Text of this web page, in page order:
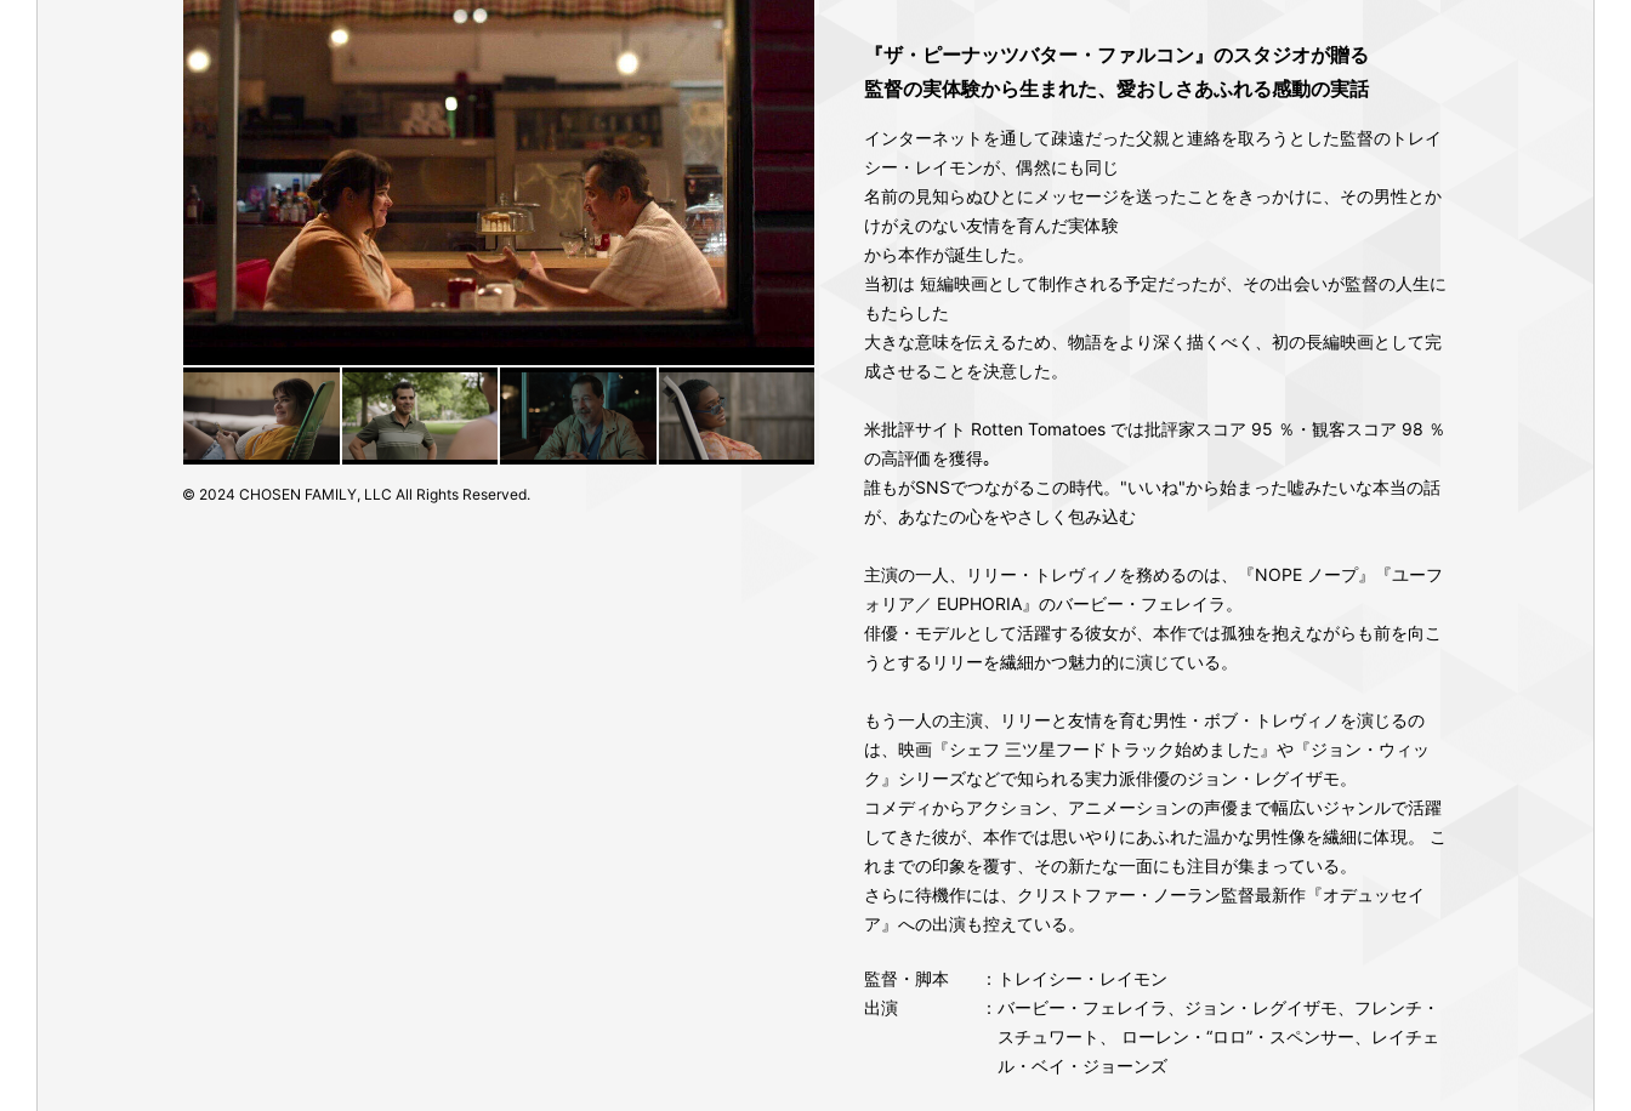
© 2024 CHOSEN FAMILY, LLC All Rights Reserved.
『ザ・ピーナッツバター・ファルコン』のスタジオが贈る
監督の実体験から生まれた、愛おしさあふれる感動の実話
インターネットを通して疎遠だった父親と連絡を取ろうとした監督のトレイ
シー・レイモンが、偶然にも同じ
名前の見知らぬひとにメッセージを送ったことをきっかけに、その男性とか
けがえのない友情を育んだ実体験
から本作が誕生した。
当初は 短編映画として制作される予定だったが、その出会いが監督の人生に
もたらした
大きな意味を伝えるため、物語をより深く描くべく、初の長編映画として完
成させることを決意した。
米批評サイト Rotten Tomatoes では批評家スコア 95 ％・観客スコア 98 ％
の高評価を獲得｡
誰もがSNSでつながるこの時代。"いいね"から始まった嘘みたいな本当の話
が、あなたの心をやさしく包み込む
主演の一人、リリー・トレヴィノを務めるのは、『NOPE ノープ』『ユーフ
ォリア／ EUPHORIA』のバービー・フェレイラ。
俳優・モデルとして活躍する彼女が、本作では孤独を抱えながらも前を向こ
うとするリリーを繊細かつ魅力的に演じている。
もう一人の主演、リリーと友情を育む男性・ボブ・トレヴィノを演じるの
は、映画『シェフ 三ツ星フードトラック始めました』や『ジョン・ウィッ
ク』シリーズなどで知られる実力派俳優のジョン・レグイザモ。
コメディからアクション、アニメーションの声優まで幅広いジャンルで活躍
してきた彼が、本作では思いやりにあふれた温かな男性像を繊細に体現。 こ
れまでの印象を覆す、その新たな一面にも注目が集まっている。
さらに待機作には、クリストファー・ノーラン監督最新作『オデュッセイ
ア』への出演も控えている。
監督・脚本
：トレイシー・レイモン
出演
：バービー・フェレイラ、ジョン・レグイザモ、フレンチ・
スチュワート、 ローレン・“ロロ”・スペンサー、レイチェ
ル・ベイ・ジョーンズ